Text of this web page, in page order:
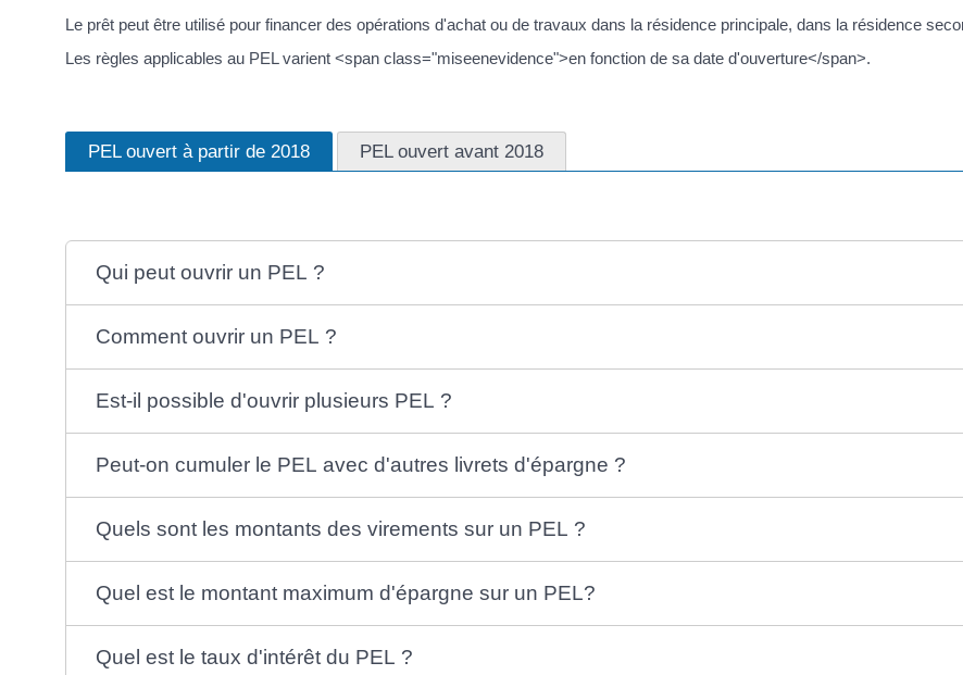
Le prêt peut être utilisé pour financer des opérations d'achat ou de travaux dans la résidence principale, dans la résidence
Les règles applicables au PEL varient <span class="miseenevidence">en fonction de sa date d'ouverture</span>.
PEL ouvert à partir de 2018 PEL ouvert avant 2018
Qui peut ouvrir un PEL ?
Comment ouvrir un PEL ?
Est-il possible d'ouvrir plusieurs PEL ?
Peut-on cumuler le PEL avec d'autres livrets d'épargne ?
Quels sont les montants des virements sur un PEL ?
Quel est le montant maximum d'épargne sur un PEL?
Quel est le taux d'intérêt du PEL ?